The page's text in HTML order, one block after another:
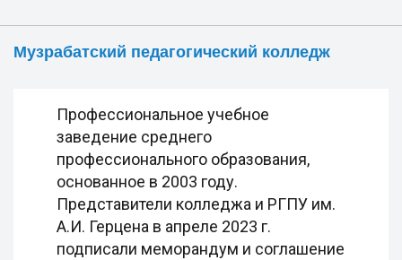
Музрабатский педагогический колледж
Профессиональное учебное
заведение среднего
профессионального образования,
основанное в 2003 году.
Представители колледжа и РГПУ им.
А.И. Герцена в апреле 2023 г.
подписали меморандум и соглашение